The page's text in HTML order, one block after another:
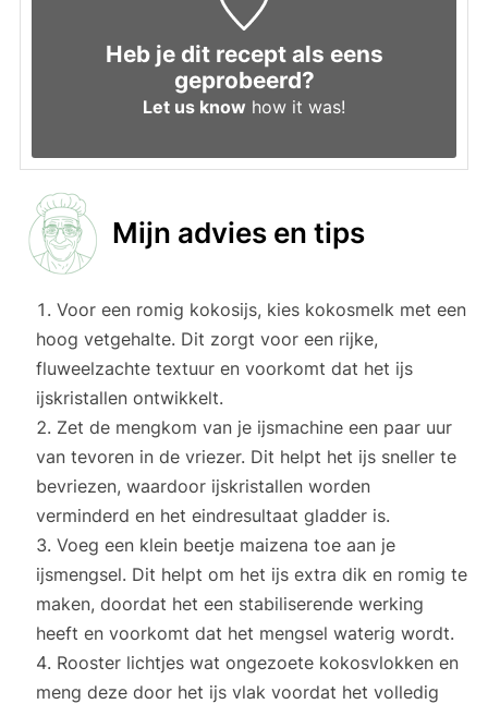
Heb je dit recept als eens
geprobeerd?
Let us know how it was!
Mijn advies en tips
Voor een romig kokosijs, kies kokosmelk met een
hoog vetgehalte. Dit zorgt voor een rijke,
fluweelzachte textuur en voorkomt dat het ijs
ijskristallen ontwikkelt.
Zet de mengkom van je ijsmachine een paar uur
van tevoren in de vriezer. Dit helpt het ijs sneller te
bevriezen, waardoor ijskristallen worden
verminderd en het eindresultaat gladder is.
Voeg een klein beetje maizena toe aan je
ijsmengsel. Dit helpt om het ijs extra dik en romig te
maken, doordat het een stabiliserende werking
heeft en voorkomt dat het mengsel waterig wordt.
Rooster lichtjes wat ongezoete kokosvlokken en
meng deze door het ijs vlak voordat het volledig